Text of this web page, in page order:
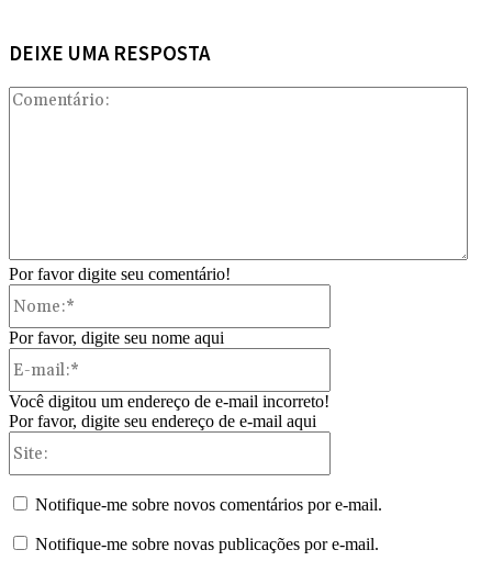
DEIXE UMA RESPOSTA
Por favor digite seu comentário!
Por favor, digite seu nome aqui
Você digitou um endereço de e-mail incorreto!
Por favor, digite seu endereço de e-mail aqui
Notifique-me sobre novos comentários por e-mail.
Notifique-me sobre novas publicações por e-mail.